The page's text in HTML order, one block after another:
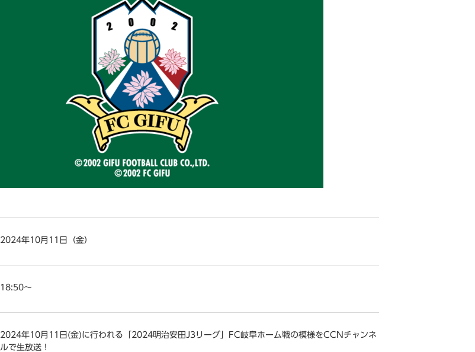
2024年10月11日（金）
18:50～
2024年10月11日(金)に行われる「2024明治安田J3リーグ」FC岐阜ホーム戦の模様をCCNチャンネ
ルで生放送！